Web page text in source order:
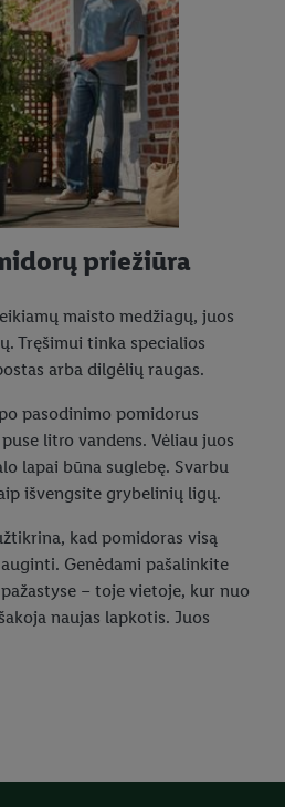
priežiūra
maisto medžiagų, juos
Tręšimui tinka specialios
arba dilgėlių raugas.
pasodinimo pomidorus
litro vandens. Vėliau juos
lapai būna suglebę. Svarbu
išvengsite grybelinių ligų.
kad pomidoras visą
Genėdami pašalinkite
– toje vietoje, kur nuo
naujas lapkotis. Juos